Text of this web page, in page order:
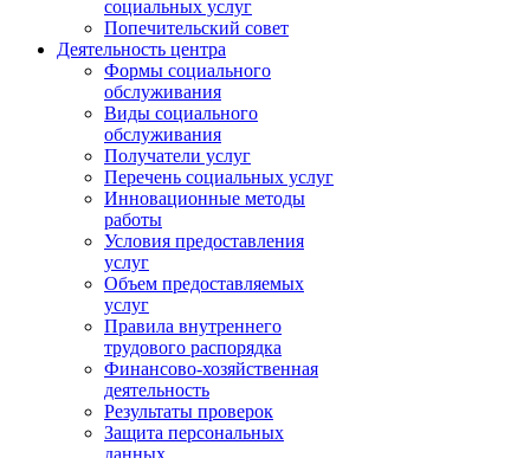
социальных услуг
Попечительский совет
Деятельность центра
Формы социального
обслуживания
Виды социального
обслуживания
Получатели услуг
Перечень социальных услуг
Инновационные методы
работы
Условия предоставления
услуг
Объем предоставляемых
услуг
Правила внутреннего
трудового распорядка
Финансово-хозяйственная
деятельность
Результаты проверок
Защита персональных
данных